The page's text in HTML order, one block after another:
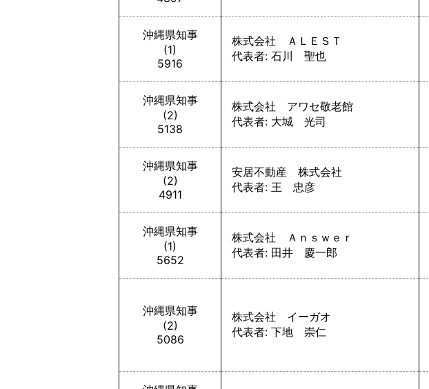
沖縄県知事
(1)
5916
株式会社 ＡＬＥＳＴ
代表者: 石川 聖也
沖縄県知事
(2)
5138
株式会社 アワセ敬老館
代表者: 大城 光司
沖縄県知事
(2)
4911
安居不動産 株式会社
代表者: 王 忠彦
沖縄県知事
(1)
5652
株式会社 Ａｎｓｗｅｒ
代表者: 田井 慶一郎
沖縄県知事
(2)
5086
株式会社 イーガオ
代表者: 下地 崇仁